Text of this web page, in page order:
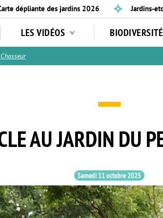
dépliante des jardins 2026 Jardins-
LES VIDÉOS BIODIVERSITÉ
AU JARDIN DU
Samedi 11 octobre 2025